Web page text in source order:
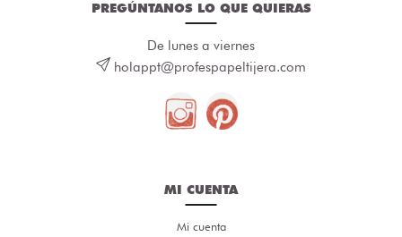
PREGÚNTANOS LO QUE QUIERAS
De lunes a viernes
holappt@profespapeltijera.com
MI CUENTA
Mi cuenta